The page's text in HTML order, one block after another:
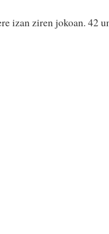
izan ziren jokoan. 42